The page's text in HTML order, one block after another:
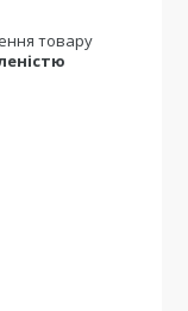
товару